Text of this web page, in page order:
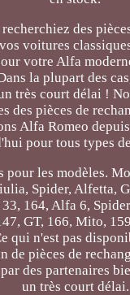
des
voitures
votre Alfa
la plupart des
très court délai !
des pièces de
Alfa Romeo
pour tous types
pour les modèles.
Spider, Alfetta,
33, 164, Alfa 6,
GT, 166, Mito,
qui n'est pas
de pièces de
des partenaires
un très court délai.